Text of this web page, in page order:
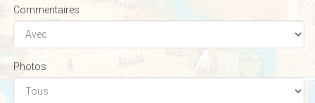
Commentaires
Photos